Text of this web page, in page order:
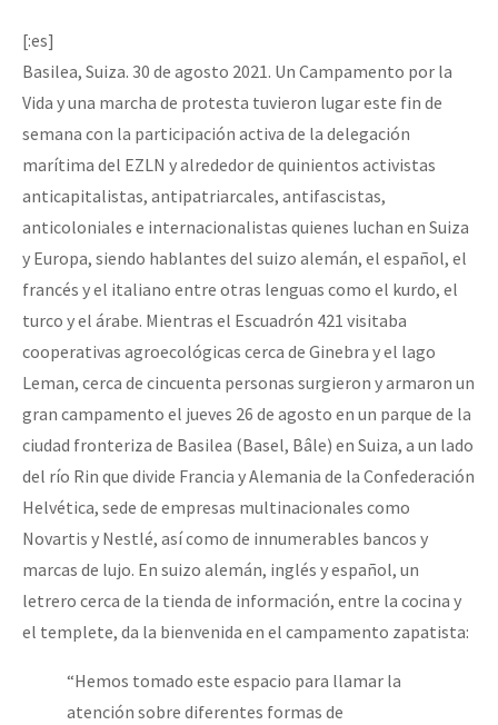
[:es]
Basilea, Suiza. 30 de agosto 2021. Un Campamento por la
Vida y una marcha de protesta tuvieron lugar este fin de
semana con la participación activa de la delegación
marítima del EZLN y alrededor de quinientos activistas
anticapitalistas, antipatriarcales, antifascistas,
anticoloniales e internacionalistas quienes luchan en Suiza
y Europa, siendo hablantes del suizo alemán, el español, el
francés y el italiano entre otras lenguas como el kurdo, el
turco y el árabe. Mientras el Escuadrón 421 visitaba
cooperativas agroecológicas cerca de Ginebra y el lago
Leman, cerca de cincuenta personas surgieron y armaron un
gran campamento el jueves 26 de agosto en un parque de la
ciudad fronteriza de Basilea (Basel, Bâle) en Suiza, a un lado
del río Rin que divide Francia y Alemania de la Confederación
Helvética, sede de empresas multinacionales como
Novartis y Nestlé, así como de innumerables bancos y
marcas de lujo. En suizo alemán, inglés y español, un
letrero cerca de la tienda de información, entre la cocina y
el templete, da la bienvenida en el campamento zapatista:
“Hemos tomado este espacio para llamar la
atención sobre diferentes formas de